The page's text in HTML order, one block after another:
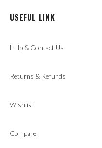
USEFUL LINK
Help & Contact Us
Returns & Refunds
Wishlist
Compare